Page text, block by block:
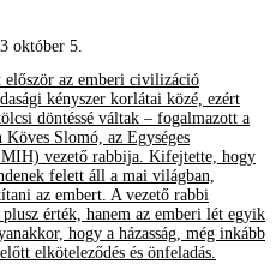
október 5.
először az emberi civilizáció
kényszer korlátai közé, ezért
döntéssé váltak – fogalmazott a
Slomó, az Egységes
vezető rabbija. Kifejtette, hogy
felett áll a mai világban,
az embert. A vezető rabbi
érték, hanem az emberi lét egyik
hogy a házasság, még inkább
elköteleződés és önfeladás.